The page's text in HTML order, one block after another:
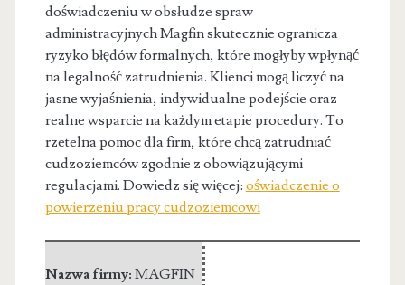
doświadczeniu w obsłudze spraw
administracyjnych Magfin skutecznie ogranicza
ryzyko błędów formalnych, które mogłyby wpłynąć
na legalność zatrudnienia. Klienci mogą liczyć na
jasne wyjaśnienia, indywidualne podejście oraz
realne wsparcie na każdym etapie procedury. To
rzetelna pomoc dla firm, które chcą zatrudniać
cudzoziemców zgodnie z obowiązującymi
regulacjami. Dowiedz się więcej: oświadczenie o
powierzeniu pracy cudzoziemcowi
Nazwa firmy: MAGFIN